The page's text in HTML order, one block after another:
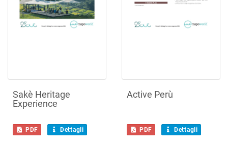
Sakè Heritage
Experience
PDF Dettagli
Active Perù
PDF Dettagli